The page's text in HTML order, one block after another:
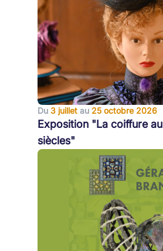
Du 3 juillet au 25 octobre 2026
Exposition "La coiffure
siècles"